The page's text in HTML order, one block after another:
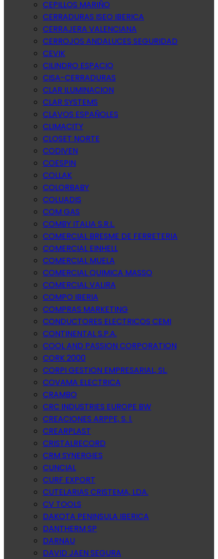
CEPILLOS MARIÑO
CERRADURAS ISEO IBERICA
CERRAJERA VALENCIANA
CERROJOS ANDALUCES SEGURIDAD
CEVIK
CILINDRO ESPACIO
CISA-CERRADURAS
CLAR ILUMINACION
CLAR SYSTEMS
CLAVOS ESPAÑOLES
CLIMACITY
CLOSET NORTE
CODIVEN
COESPIN
COLLAK
COLORBABY
COLUADIS
COM GAS
COMBY ITALIA S.R.L.
COMERCIAL BRESME DE FERRETERIA
COMERCIAL EINHELL
COMERCIAL MUELA
COMERCIAL QUIMICA MASSO
COMERCIAL VALIRA
COMPO IBERIA
COMPRAS MARKETING
CONDUCTORES ELECTRICOS CEMI
CONTINENTAL S.P.A.
COOL AND PASSION CORPORATION
CORK 2000
CORPI GESTION EMPRESARIAL, SL.
COVAMA ELECTRICA
CRAMBO
CRC INDUSTRIES EUROPE BW
CREACIONES ARPPE, S. l.
CREARPLAST
CRISTALRECORD
CRM SYNERGIES
CUNCIAL
CURF EXPORT
CUTELARIAS CRISTEMA, LDA.
CV TOOLS
DAKOTA PENINSULA IBERICA
DANTHERM SP
DARNAU
DAVID JAEN SEGURA